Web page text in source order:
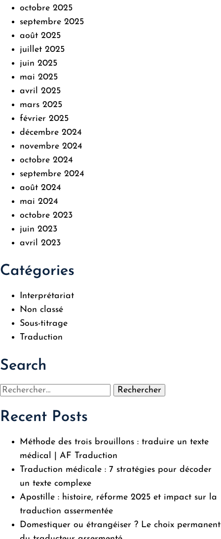
octobre 2025
septembre 2025
août 2025
juillet 2025
juin 2025
mai 2025
avril 2025
mars 2025
février 2025
décembre 2024
novembre 2024
octobre 2024
septembre 2024
août 2024
mai 2024
octobre 2023
juin 2023
avril 2023
Catégories
Interprétariat
Non classé
Sous-titrage
Traduction
Search
Rechercher :
Recent Posts
Méthode des trois brouillons : traduire un texte
médical | AF Traduction
Traduction médicale : 7 stratégies pour décoder
un texte complexe
Apostille : histoire, réforme 2025 et impact sur la
traduction assermentée
Domestiquer ou étrangéiser ? Le choix permanent